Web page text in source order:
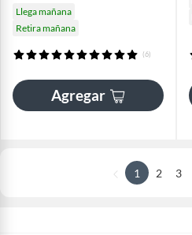
Llega mañana
Retira mañana
(6)
Agregar
1 2 3